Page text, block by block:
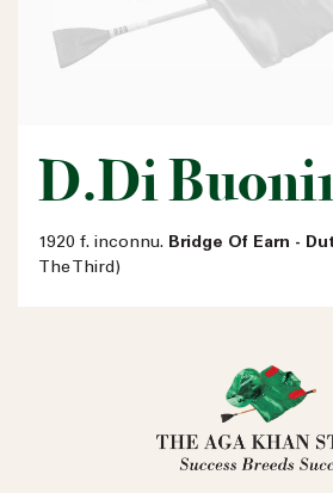
D.Di
1920 f. inconnu. Bridge Of Earn -
The Third)